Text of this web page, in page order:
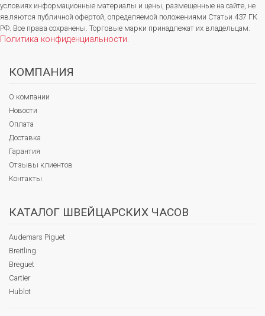
условиях информационные материалы и цены, размещенные на сайте, не
являются публичной офертой, определяемой положениями Статьи 437 ГК
РФ. Все права сохранены. Торговые марки принадлежат их владельцам.
Политика конфиденциальности.
КОМПАНИЯ
О компании
Новости
Оплата
Доставка
Гарантия
Отзывы клиентов
Контакты
КАТАЛОГ ШВЕЙЦАРСКИХ ЧАСОВ
Audemars Piguet
Breitling
Breguet
Cartier
Hublot